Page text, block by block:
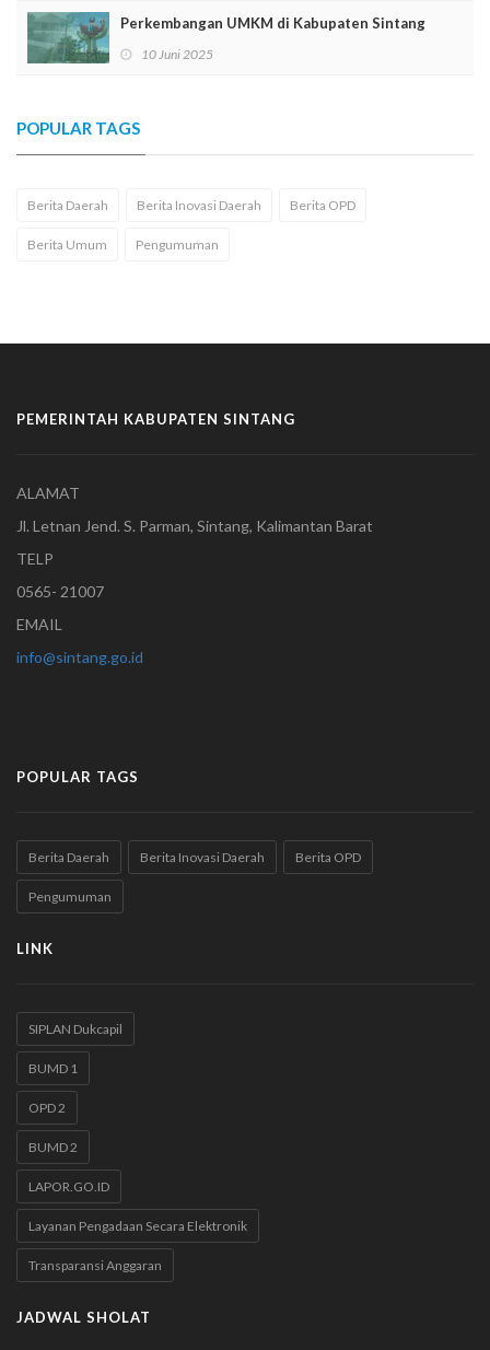
Perkembangan UMKM di Kabupaten Sintang
10 Juni 2025
POPULAR TAGS
Berita Daerah Berita Inovasi Daerah Berita OPD
Berita Umum Pengumuman
PEMERINTAH KABUPATEN SINTANG
ALAMAT
Jl. Letnan Jend. S. Parman, Sintang, Kalimantan Barat
TELP
0565- 21007
EMAIL
info@sintang.go.id
POPULAR TAGS
Berita Daerah Berita Inovasi Daerah Berita OPD
Pengumuman
LINK
SIPLAN Dukcapil
BUMD 1
OPD 2
BUMD 2
LAPOR.GO.ID
Layanan Pengadaan Secara Elektronik
Transparansi Anggaran
JADWAL SHOLAT